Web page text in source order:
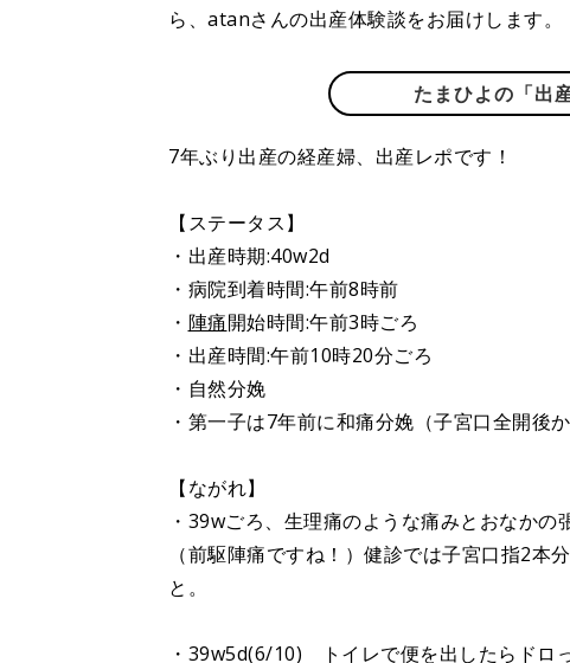
ら、atanさんの出産体験談をお届けします。
たまひよの「出
7年ぶり出産の経産婦、出産レポです！
【ステータス】
・出産時期:40w2d
・病院到着時間:午前8時前
・ 陣痛開始時間:午前3時ごろ
・出産時間:午前10時20分ごろ
・自然分娩
・第一子は7年前に和痛分娩（子宮口全開後
【ながれ】
・39wごろ、生理痛のような痛みとおなかの
（前駆陣痛ですね！）健診では子宮口指2本
と。
・39w5d(6/10) トイレで便を出したらドロ